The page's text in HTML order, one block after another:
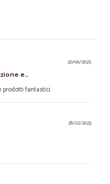
20/06/2025
e…
prodotti fantastici
28/02/2023